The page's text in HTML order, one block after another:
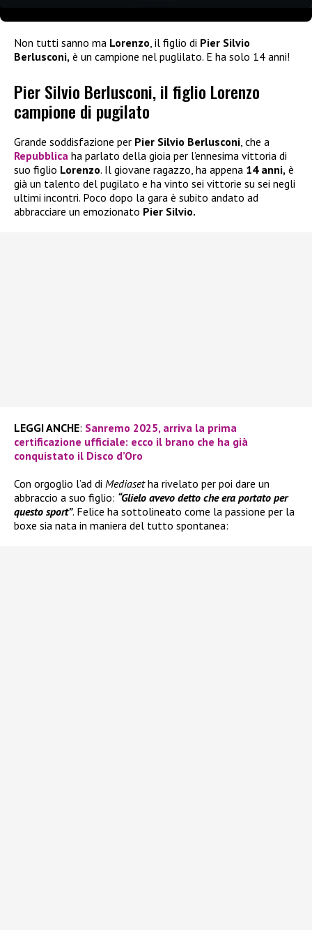
Non tutti sanno ma Lorenzo , il figlio di Pier Silvio
Berlusconi, è un campione nel puglilato. E ha solo 14 anni!
Pier Silvio Berlusconi, il figlio Lorenzo
campione di pugilato
Grande soddisfazione per Pier Silvio Berlusconi, che a
Repubblica ha parlato della gioia per l’ennesima vittoria di
suo figlio Lorenzo. Il giovane ragazzo, ha appena 14 anni, è
già un talento del pugilato e ha vinto sei vittorie su sei negli
ultimi incontri. Poco dopo la gara è subito andato ad
abbracciare un emozionato Pier Silvio.
LEGGI ANCHE: Sanremo 2025, arriva la prima
certificazione ufficiale: ecco il brano che ha già
conquistato il Disco d’Oro
Con orgoglio l’ad di Mediasetha rivelato per poi dare un
abbraccio a suo figlio: “Glielo avevo detto che era portato per
questo sport”. Felice ha sottolineato come la passione per la
boxe sia nata in maniera del tutto spontanea: